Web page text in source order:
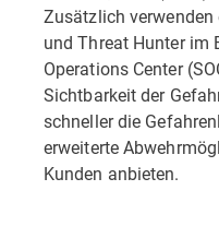
Zusätzlich
und Threat Hunter im
Operations Center
Sichtbarkeit der
schneller die
erweiterte
Kunden anbieten.